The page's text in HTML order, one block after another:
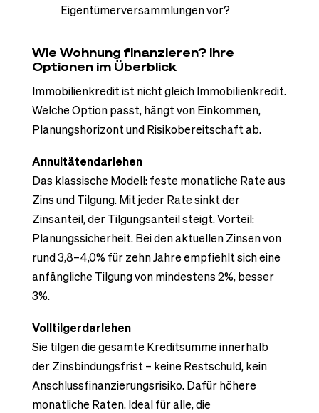
Eigentümerversammlungen vor?
Wie Wohnung finanzieren? Ihre
Optionen im Überblick
Immobilienkredit ist nicht gleich Immobilienkredit.
Welche Option passt, hängt von Einkommen,
Planungshorizont und Risikobereitschaft ab.
Annuitätendarlehen
Das klassische Modell: feste monatliche Rate aus
Zins und Tilgung. Mit jeder Rate sinkt der
Zinsanteil, der Tilgungsanteil steigt. Vorteil:
Planungssicherheit. Bei den aktuellen Zinsen von
rund 3,8–4,0% für zehn Jahre empfiehlt sich eine
anfängliche Tilgung von mindestens 2%, besser
3%.
Volltilgerdarlehen
Sie tilgen die gesamte Kreditsumme innerhalb
der Zinsbindungsfrist – keine Restschuld, kein
Anschlussfinanzierungsrisiko. Dafür höhere
monatliche Raten. Ideal für alle, die